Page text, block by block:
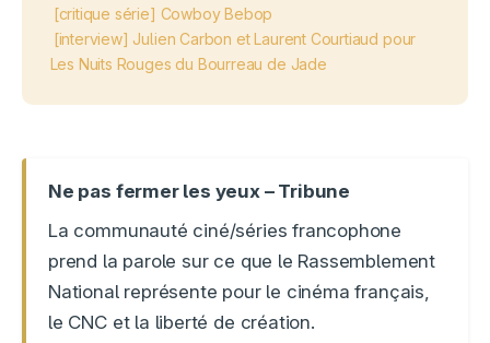
[critique série] Cowboy Bebop
[interview] Julien Carbon et Laurent Courtiaud pour
Les Nuits Rouges du Bourreau de Jade
Ne pas fermer les yeux – Tribune
La communauté ciné/séries francophone
prend la parole sur ce que le Rassemblement
National représente pour le cinéma français,
le CNC et la liberté de création.